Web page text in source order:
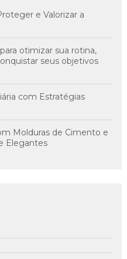
e Valorizar a
otimizar sua rotina,
seus objetivos
com Estratégias
Molduras de Cimento e
Elegantes